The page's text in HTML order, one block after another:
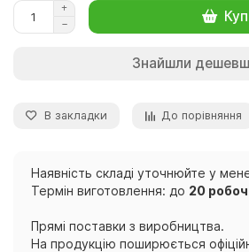
Знайшли
В закладки До порівняння
Наявність складі уточнюйте у
Термін виготовлення: до 20
Прямі поставки з виробництва.
На продукцію поширюється